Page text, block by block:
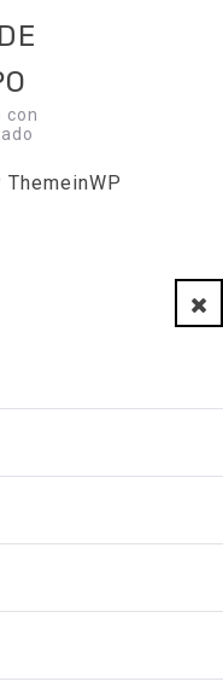
con
ThemeinWP